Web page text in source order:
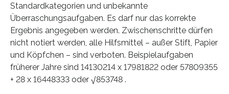
Standardkategorien und unbekannte
Überraschungsaufgaben. Es darf nur das korrekte
Ergebnis angegeben werden. Zwischenschritte dürfen
nicht notiert werden, alle Hilfsmittel – außer Stift, Papier
und Köpfchen – sind verboten. Beispielaufgaben
früherer Jahre sind 14130214 x 17981822 oder 57809355
+ 28 x 16448333 oder √853748 .